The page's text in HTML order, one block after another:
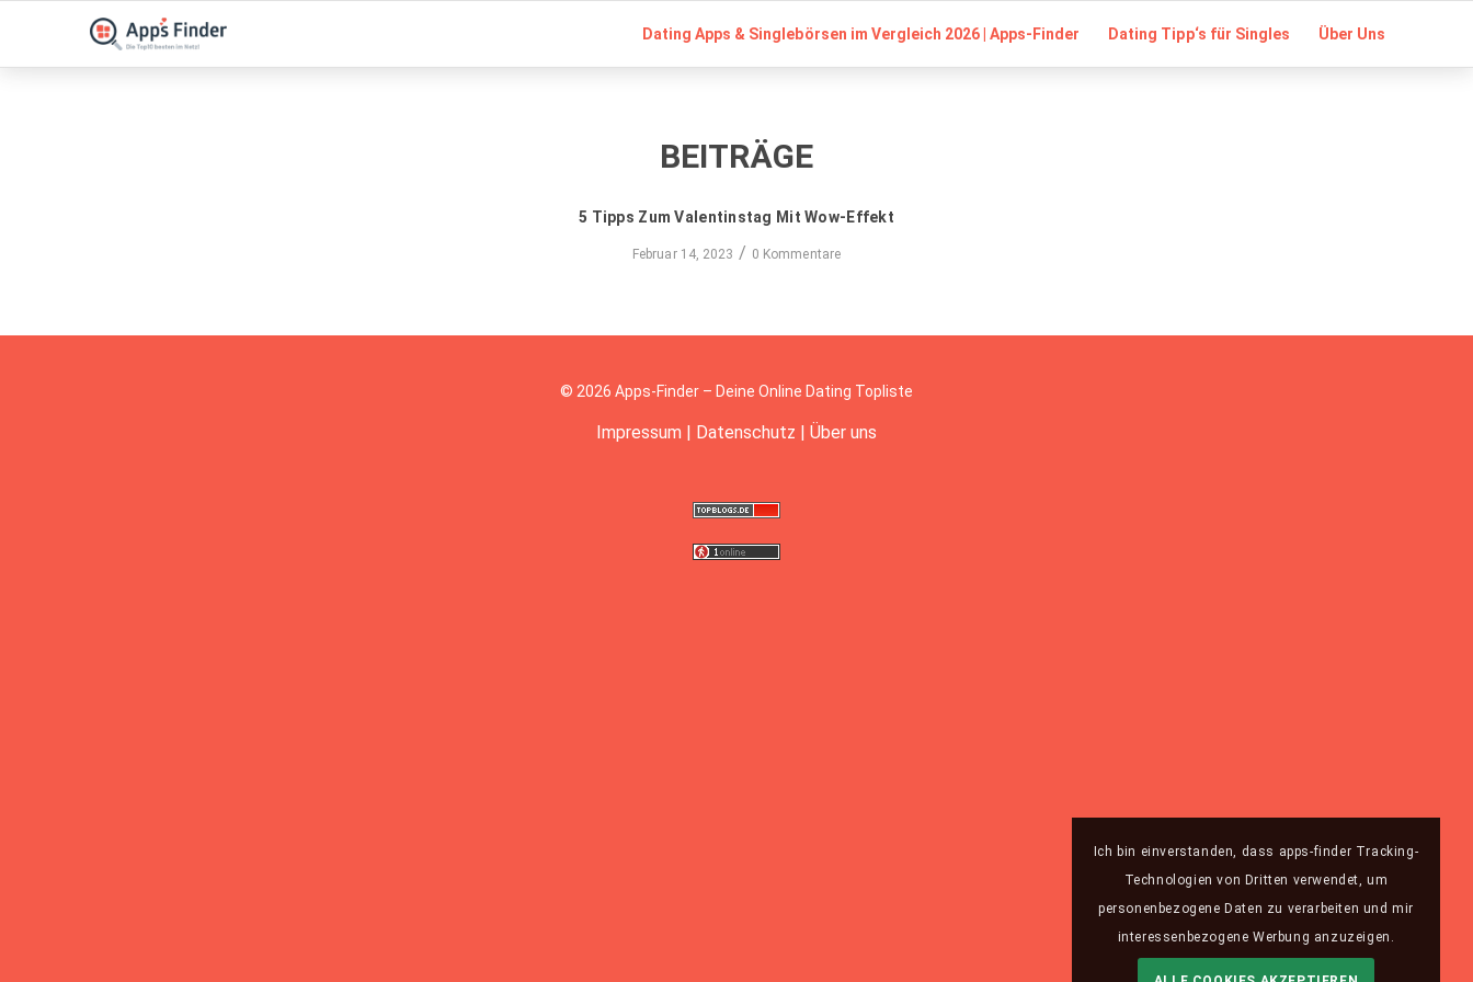
Dating Apps & Singlebörsen im Vergleich 2026 | Apps-Finder Dating Tipp‘s für Singles Über Uns
BEITRÄGE
5 Tipps Zum Valentinstag Mit Wow-Effekt
Februar 14, 2023 / 0 Kommentare
© 2026 Apps-Finder – Deine Online Dating Topliste
Impressum | Datenschutz | Über uns
Ich bin einverstanden, dass apps-finder Tracking-
Technologien von Dritten verwendet, um
personenbezogene Daten zu verarbeiten und mir
interessenbezogene Werbung anzuzeigen.